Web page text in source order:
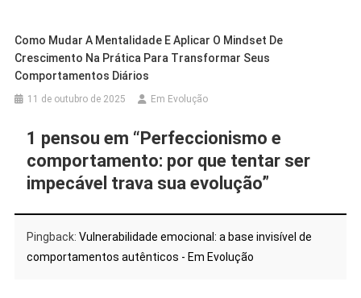
Como Mudar A Mentalidade E Aplicar O Mindset De
Crescimento Na Prática Para Transformar Seus
Comportamentos Diários
11 de outubro de 2025 Em Evolução
1 pensou em “ Perfeccionismo e
comportamento: por que tentar ser
impecável trava sua evolução”
Pingback: Vulnerabilidade emocional: a base invisível de
comportamentos autênticos - Em Evolução